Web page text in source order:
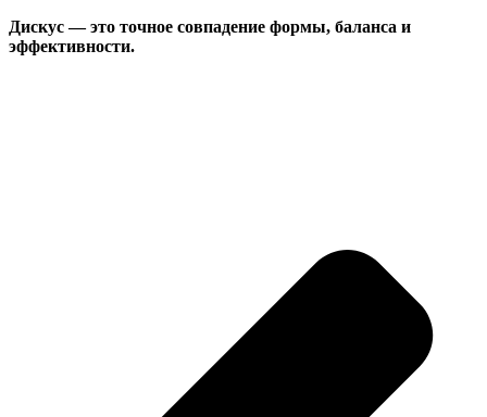
Дискус — это точное совпадение формы, баланса и
эффективности.